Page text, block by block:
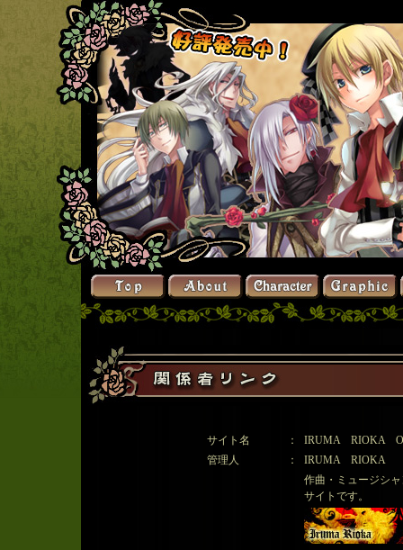
サイト名 ：
IRUMA RIOKA
管理人
：
IRUMA RIOKA
作曲・ミュージシ
サイトです。